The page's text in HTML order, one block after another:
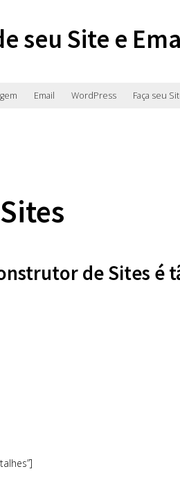
seu Site e
Email WordPress Faça seu
de Sites é